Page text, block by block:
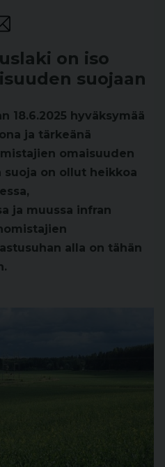
on iso
suojaan
18.6.2025 hyväksymää
ja tärkeänä
omaisuuden
suoja on ollut heikkoa
ja muussa infran
alla on tähän